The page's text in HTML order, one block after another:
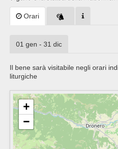
Orari
01 gen - 31 dic
Il bene sarà visitabile negli orari
liturgiche
+
−